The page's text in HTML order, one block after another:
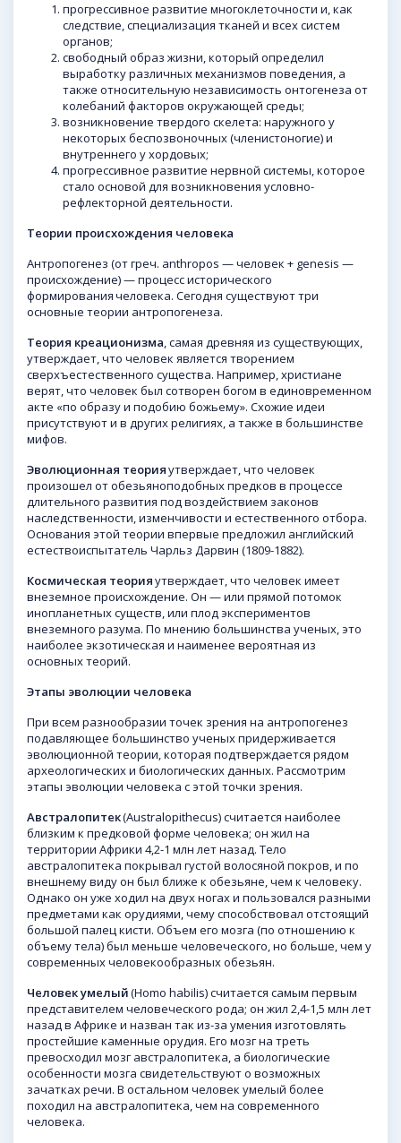
прогрессивное развитие многоклеточности и, как
следствие, специализация тканей и всех систем
органов;
свободный образ жизни, который определил
выработку различных механизмов поведения, а
также относительную независимость онтогенеза от
колебаний факторов окружающей среды;
возникновение твердого скелета: наружного у
некоторых беспозвоночных (членистоногие) и
внутреннего у хордовых;
прогрессивное развитие нервной системы, которое
стало основой для возникновения условно-
рефлекторной деятельности.
Теории происхождения человека
Антропогенез (от греч. anthropos — человек + genesis —
происхождение) — процесс исторического
формирования человека. Сегодня существуют три
основные теории антропогенеза.
Теория креационизма, самая древняя из существующих,
утверждает, что человек является творением
сверхъестественного существа. Например, христиане
верят, что человек был сотворен богом в единовременном
акте «по образу и подобию божьему». Схожие идеи
присутствуют и в других религиях, а также в большинстве
мифов.
Эволюционная теорияутверждает, что человек
произошел от обезьяноподобных предков в процессе
длительного развития под воздействием законов
наследственности, изменчивости и естественного отбора.
Основания этой теории впервые предложил английский
естествоиспытатель Чарльз Дарвин (1809-1882).
Космическая теорияутверждает, что человек имеет
внеземное происхождение. Он — или прямой потомок
инопланетных существ, или плод экспериментов
внеземного разума. По мнению большинства ученых, это
наиболее экзотическая и наименее вероятная из
основных теорий.
Этапы эволюции человека
При всем разнообразии точек зрения на антропогенез
подавляющее большинство ученых придерживается
эволюционной теории, которая подтверждается рядом
археологических и биологических данных. Рассмотрим
этапы эволюции человека с этой точки зрения.
Австралопитек(Australopithecus) считается наиболее
близким к предковой форме человека; он жил на
территории Африки 4,2-1 млн лет назад. Тело
австралопитека покрывал густой волосяной покров, и по
внешнему виду он был ближе к обезьяне, чем к человеку.
Однако он уже ходил на двух ногах и пользовался разными
предметами как орудиями, чему способствовал отстоящий
большой палец кисти. Объем его мозга (по отношению к
объему тела) был меньше человеческого, но больше, чем у
современных человекообразных обезьян.
Человек умелый(Homo habilis) считается самым первым
представителем человеческого рода; он жил 2,4-1,5 млн лет
назад в Африке и назван так из-за умения изготовлять
простейшие каменные орудия. Его мозг на треть
превосходил мозг австралопитека, а биологические
особенности мозга свидетельствуют о возможных
зачатках речи. В остальном человек умелый более
походил на австралопитека, чем на современного
человека.